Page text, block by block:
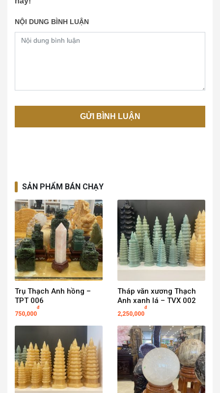
NỘI DUNG BÌNH LUẬN
SẢN PHẨM BÁN CHẠY
Trụ Thạch Anh hồng –
TPT 006
750,000
đ
Tháp văn xương Thạch
Anh xanh lá – TVX 002
2,250,000
đ